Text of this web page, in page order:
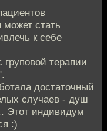
стать
к себе
терапии
достаточный
случаев - душ
Этот индивидум
:)